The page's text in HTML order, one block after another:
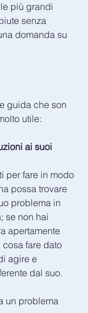
più grandi
senza
domanda su
guida che son
utile:
ai suoi
per fare in modo
possa trovare
problema in
se non hai
apertamente
fare dato
agire e
dal suo.
un problema